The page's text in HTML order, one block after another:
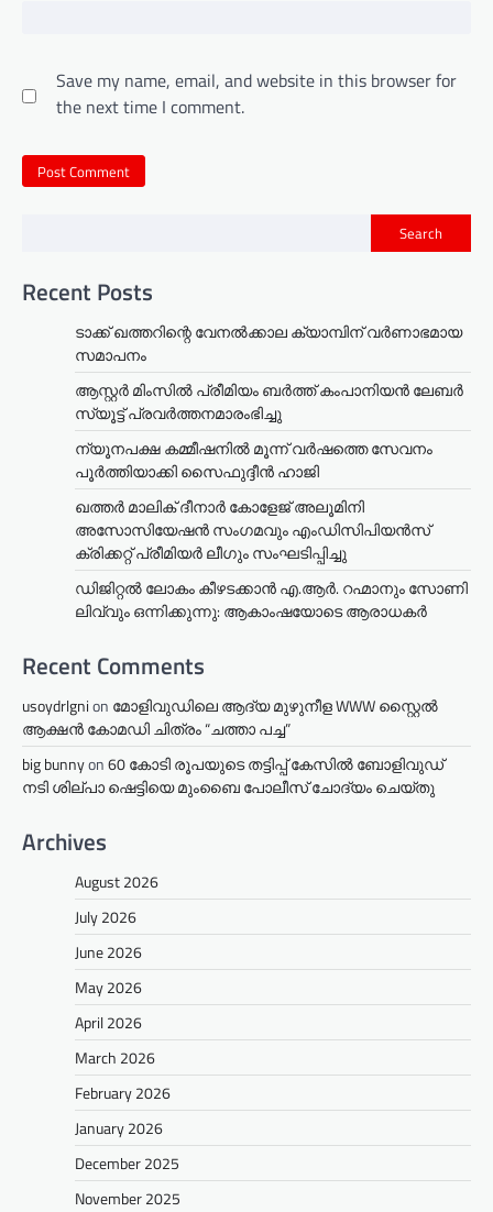
Save my name, email, and website in this browser for
the next time I comment.
Search
Recent Posts
ടാക്ക് ഖത്തറിന്റെ വേനൽക്കാല ക്യാമ്പിന് വർണാഭമായ
സമാപനം
ആസ്റ്റർ മിംസിൽ പ്രീമിയം ബർത്ത് കംപാനിയൻ ലേബർ
സ്യൂട്ട് പ്രവർത്തനമാരംഭിച്ചു
ന്യൂനപക്ഷ കമ്മീഷനിൽ മൂന്ന് വർഷത്തെ സേവനം
പൂർത്തിയാക്കി സൈഫുദ്ദീൻ ഹാജി
ഖത്തർ മാലിക് ദീനാർ കോളേജ് അലൂമിനി
അസോസിയേഷൻ സംഗമവും എംഡിസിപിയൻസ്
ക്രിക്കറ്റ് പ്രീമിയർ ലീഗും സംഘടിപ്പിച്ചു
ഡിജിറ്റൽ ലോകം കീഴടക്കാൻ എ.ആർ. റഹ്മാനും സോണി
ലിവ്വും ഒന്നിക്കുന്നു: ആകാംഷയോടെ ആരാധകർ
Recent Comments
usoydrlgnion മോളിവുഡിലെ ആദ്യ മുഴുനീള WWW സ്റ്റൈൽ
ആക്ഷൻ കോമഡി ചിത്രം “ചത്താ പച്ച”
big bunnyon60 കോടി രൂപയുടെ തട്ടിപ്പ് കേസിൽ ബോളിവുഡ്
നടി ശില്പാ ഷെട്ടിയെ മുംബൈ പോലീസ് ചോദ്യം ചെയ്തു
Archives
August 2026
July 2026
June 2026
May 2026
April 2026
March 2026
February 2026
January 2026
December 2025
November 2025